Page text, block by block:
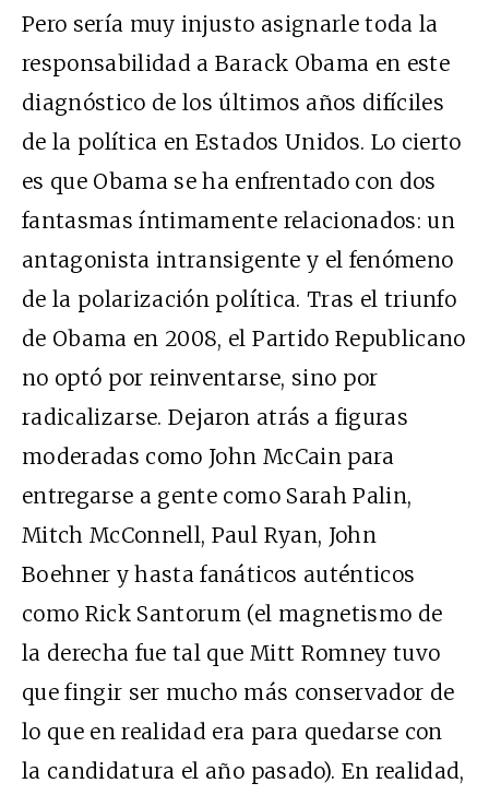
Pero sería muy injusto asignarle toda la
responsabilidad a Barack Obama en este
diagnóstico de los últimos años difíciles
de la política en Estados Unidos. Lo cierto
es que Obama se ha enfrentado con dos
fantasmas íntimamente relacionados: un
antagonista intransigente y el fenómeno
de la polarización política. Tras el triunfo
de Obama en 2008, el Partido Republicano
no optó por reinventarse, sino por
radicalizarse. Dejaron atrás a figuras
moderadas como John McCain para
entregarse a gente como Sarah Palin,
Mitch McConnell, Paul Ryan, John
Boehner y hasta fanáticos auténticos
como Rick Santorum (el magnetismo de
la derecha fue tal que Mitt Romney tuvo
que fingir ser mucho más conservador de
lo que en realidad era para quedarse con
la candidatura el año pasado). En realidad,